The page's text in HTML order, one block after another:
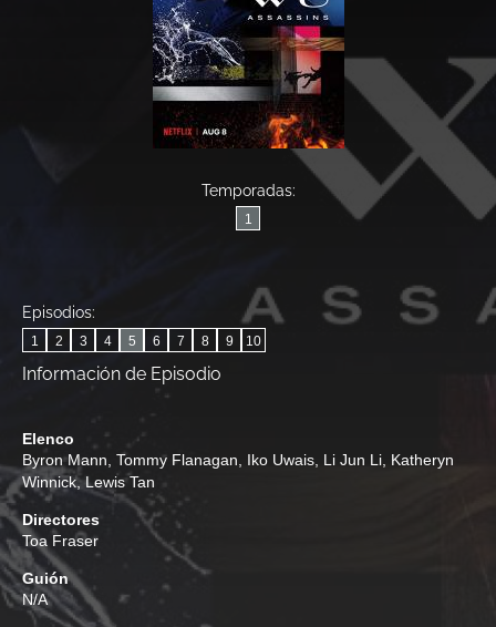
Temporadas:
1
Episodios:
1 2 3 4 5 6 7 8 9 10
Información de Episodio
Elenco
Byron Mann Tommy Flanagan Iko Uwais Li Jun Li Katheryn
Winnick,Lewis Tan
Directores
Toa Fraser
Guión
N/A